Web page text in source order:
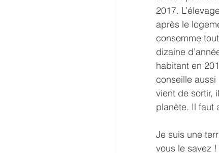
2017.
après le
consomme
dizaine
habitant en
conseille
vient de sortir,
planète. Il faut
Je suis une
vous le savez !